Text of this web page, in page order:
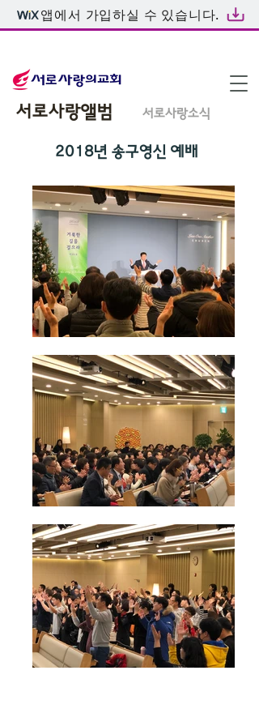
앱에서 가입하실 수 있습니다.
서로사랑앨범 서로사랑소식
2018년 송구영신 예배